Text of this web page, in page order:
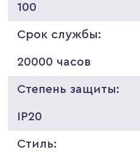
100
Срок службы:
20000 часов
Степень защиты:
IP20
Стиль: